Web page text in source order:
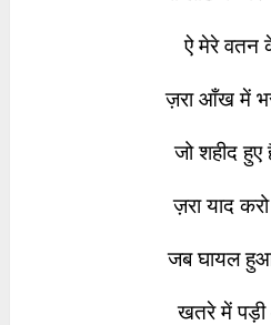
ऐ मेरे वतन
ज़रा आँख में भर
जो शहीद
ज़रा याद
जब घायल हुआ
खतरे में पड़ी